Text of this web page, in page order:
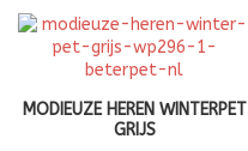
MODIEUZE HEREN WINTERPET
GRIJS